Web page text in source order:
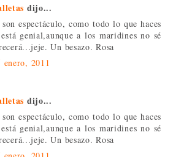
dijo...
espectáculo, como todo lo que haces
genial,aunque a los maridines no sé
Un besazo. Rosa
enero, 2011
dijo...
espectáculo, como todo lo que haces
genial,aunque a los maridines no sé
Un besazo. Rosa